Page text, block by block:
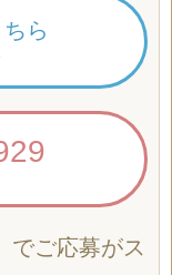
ら
でご応募がス